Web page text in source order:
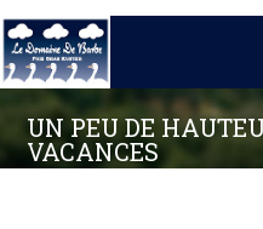
UN PEU DE
VACANCES